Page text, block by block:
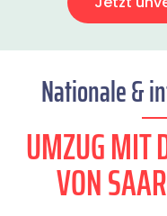
Nationale &
UMZUG MIT
VON